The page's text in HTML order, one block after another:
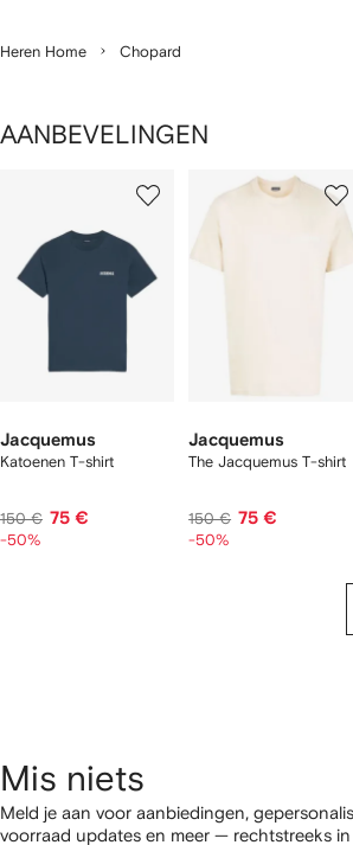
Heren Home Chopard
AANBEVELINGEN
Jacquemus
Katoenen T-shirt
150 € 75 €
-50%
van
Jacquemus
The Jacquemus T-shirt
150 € 75 €
-50%
Mis niets
Meld je aan voor aanbiedingen,
voorraad updates en meer — rechtstreeks in